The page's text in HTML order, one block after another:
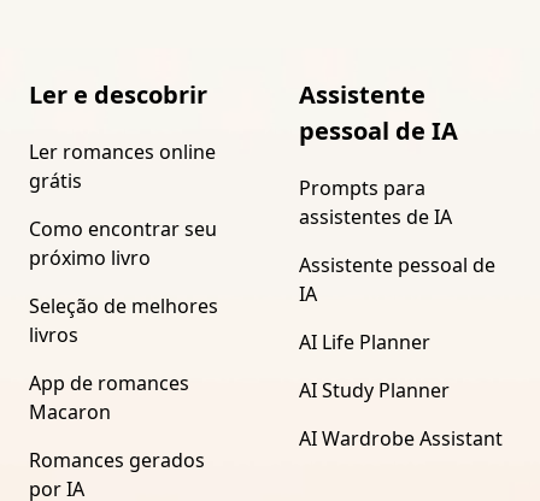
Ler e descobrir
Ler romances online
grátis
Como encontrar seu
próximo livro
Seleção de melhores
livros
App de romances
Macaron
Romances gerados
por IA
Assistente
pessoal de IA
Prompts para
assistentes de IA
Assistente pessoal de
IA
AI Life Planner
AI Study Planner
AI Wardrobe Assistant